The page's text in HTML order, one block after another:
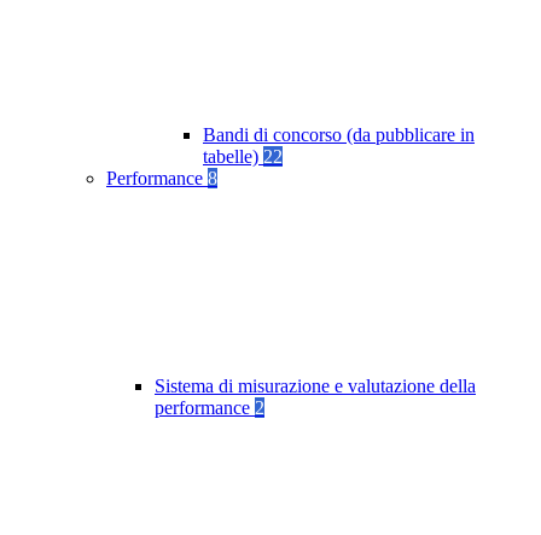
Bandi di concorso (da pubblicare in
tabelle) 22
Performance 8
Sistema di misurazione e valutazione della
performance 2